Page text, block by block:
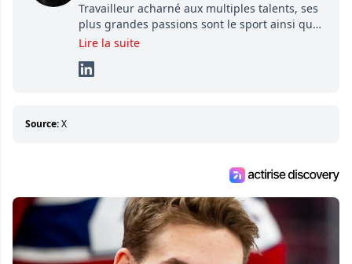
Travailleur acharné aux multiples talents, ses
plus grandes passions sont le sport ainsi que
le showbizz de la belle province et ailleurs. Il
détermination pour parvenir à se démarquer.
Lire la suite
Source:X